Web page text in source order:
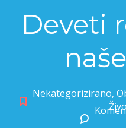
Deveti
Nekategorizirano,